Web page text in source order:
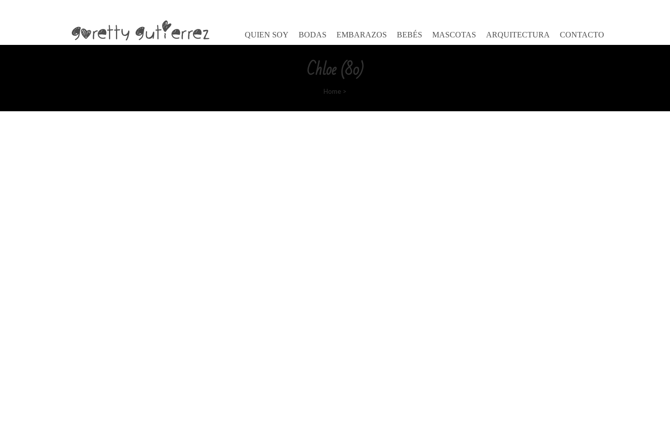
Goretty Gutierrez
QUIEN SOY BODAS EMBARAZOS BEBÉS MASCOTAS ARQUITECTURA CONTACTO
Chloe (80)
Home >